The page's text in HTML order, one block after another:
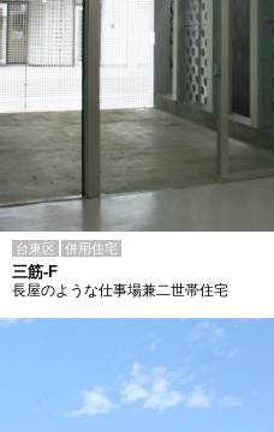
台東区 併用住宅
三筋-F
長屋のような仕事場兼二世帯住宅